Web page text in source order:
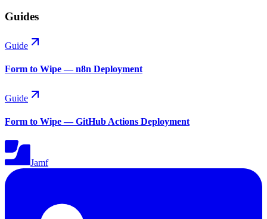
Guides
Guide
Form to Wipe — n8n Deployment
Guide
Form to Wipe — GitHub Actions Deployment
Jamf